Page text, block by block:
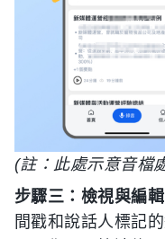
(註：此處示意音檔
步驟三：檢視與編輯
間戳和說話人標記